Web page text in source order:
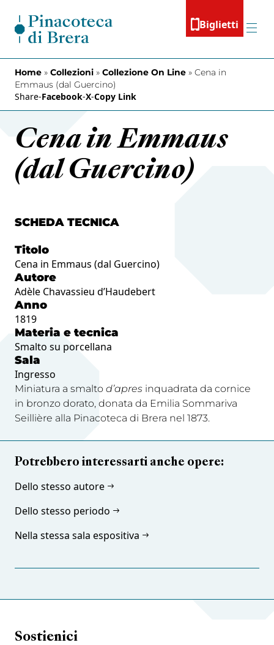
Biglietti
Menu
Home » Collezioni » Collezione On Line » Cena in
Emmaus (dal Guercino)
Share-Facebook-X-Copy Link
Cena in Emmaus
(dal Guercino)
SCHEDA TECNICA
Titolo
Cena in Emmaus (dal Guercino)
Autore
Adèle Chavassieu d’Haudebert
Anno
1819
Materia e tecnica
Smalto su porcellana
Sala
Ingresso
Miniatura a smalto d’apres inquadrata da cornice
in bronzo dorato, donata da Emilia Sommariva
Seillière alla Pinacoteca di Brera nel 1873.
Potrebbero interessarti anche opere:
Dello stesso autore
Dello stesso periodo
Nella stessa sala espositiva
Sostienici